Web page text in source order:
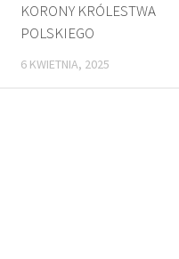
KORONY KRÓLESTWA
POLSKIEGO
6 KWIETNIA, 2025